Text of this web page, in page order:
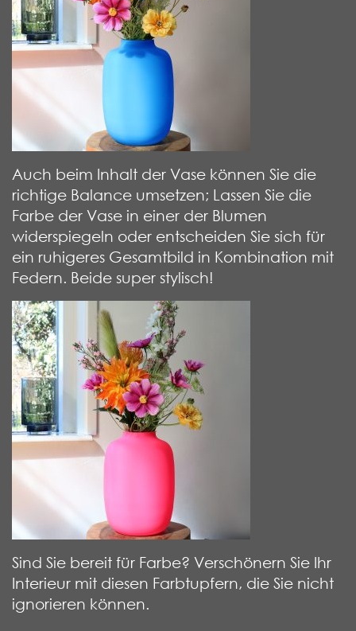
Auch beim Inhalt der Vase können Sie die
richtige Balance umsetzen; Lassen Sie die
Farbe der Vase in einer der Blumen
widerspiegeln oder entscheiden Sie sich für
ein ruhigeres Gesamtbild in Kombination mit
Federn. Beide super stylisch!
Sind Sie bereit für Farbe? Verschönern Sie Ihr
Interieur mit diesen Farbtupfern, die Sie nicht
ignorieren können.